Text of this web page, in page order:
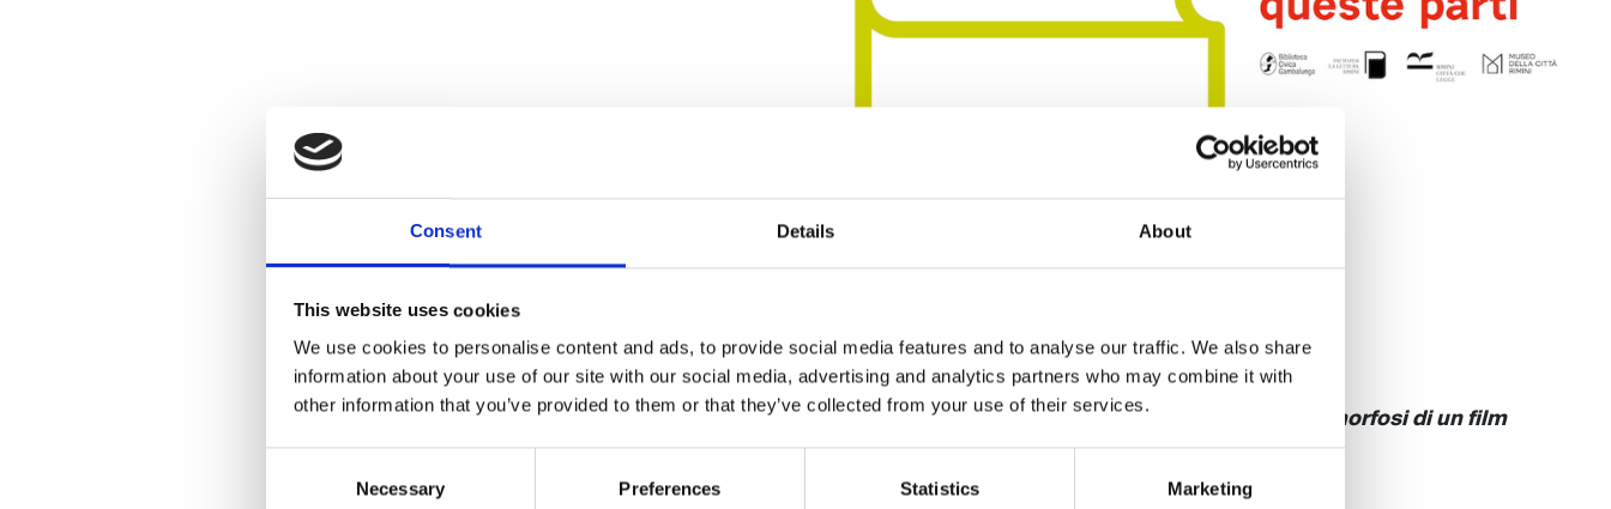
Consent Details About
This website uses cookies
We use cookies to personalise content and ads, to provide social media features and to analyse our traffic. We also share
information about your use of our site with our social media, advertising and analytics partners who may combine it with
other information that you’ve provided to them or that they’ve collected from your use of their services.
Necessary Preferences Statistics Marketing
Carlo Dolcini
Lo sceicco bianco. Antonioni, Fellini e la metamorfosi di un film
di Carlo Dolcini, Panozzo, 2025
Ne parla l’autore in dialogo con Marco Leonetti